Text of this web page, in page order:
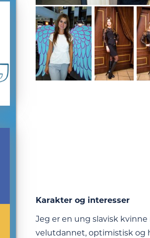
Karakter og interesser
Jeg er en ung slavisk
velutdannet, optimistisk og